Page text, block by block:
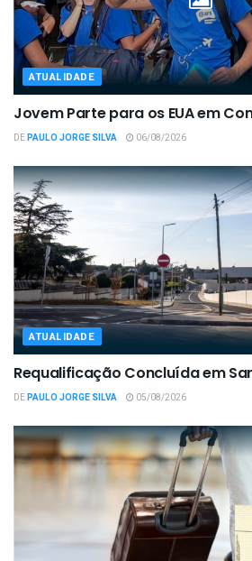
ATUALIDADE
Jovem Parte para os EUA em
DEPAULO JORGE SILVA 06/08/2026
ATUALIDADE
Requalificação Concluída em
DEPAULO JORGE SILVA 05/08/2026